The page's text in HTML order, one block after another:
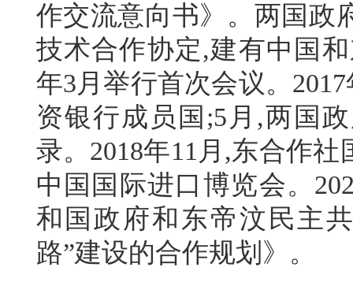
作交流意向书》。两国政
技术合作协定,建有中国
年3月举行首次会议。
资银行成员国;5月,两国
录。2018年11月,东合作
中国国际进口博览会。
和国政府和东帝汶民主
路”建设的合作规划》。